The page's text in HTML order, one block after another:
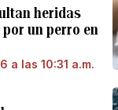
heridas
un perro en
a las 10:31 a.m.